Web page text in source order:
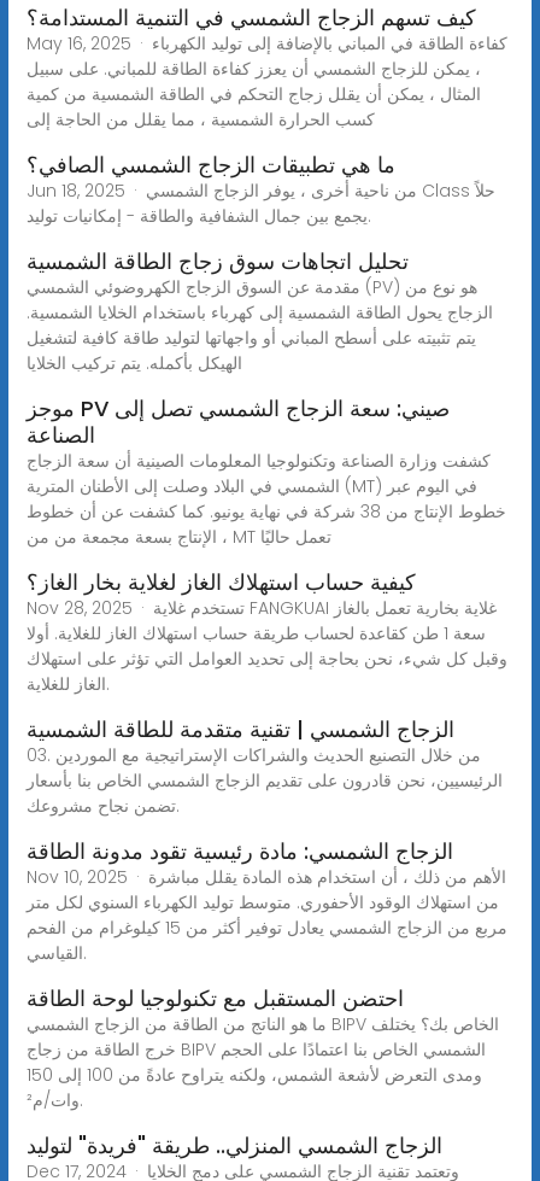
كيف تسهم الزجاج الشمسي في التنمية المستدامة؟
May 16, 2025 · كفاءة الطاقة في المباني بالإضافة إلى توليد الكهرباء
، يمكن للزجاج الشمسي أن يعزز كفاءة الطاقة للمباني. على سبيل
المثال ، يمكن أن يقلل زجاج التحكم في الطاقة الشمسية من كمية
كسب الحرارة الشمسية ، مما يقلل من الحاجة إلى
ما هي تطبيقات الزجاج الشمسي الصافي؟
Jun 18, 2025 · من ناحية أخرى ، يوفر الزجاج الشمسي Class حلاً
يجمع بين جمال الشفافية والطاقة - إمكانيات توليد.
تحليل اتجاهات سوق زجاج الطاقة الشمسية
مقدمة عن السوق الزجاج الكهروضوئي الشمسي (PV) هو نوع من
الزجاج يحول الطاقة الشمسية إلى كهرباء باستخدام الخلايا الشمسية.
يتم تثبيته على أسطح المباني أو واجهاتها لتوليد طاقة كافية لتشغيل
الهيكل بأكمله. يتم تركيب الخلايا
موجز PV صيني: سعة الزجاج الشمسي تصل إلى
الصناعة
كشفت وزارة الصناعة وتكنولوجيا المعلومات الصينية أن سعة الزجاج
الشمسي في البلاد وصلت إلى الأطنان المترية (MT) في اليوم عبر
خطوط الإنتاج من 38 شركة في نهاية يونيو. كما كشفت عن أن خطوط
الإنتاج بسعة مجمعة من من ، MT تعمل حاليًا
كيفية حساب استهلاك الغاز لغلاية بخار الغاز؟
Nov 28, 2025 · تستخدم غلاية FANGKUAI غلاية بخارية تعمل بالغاز
سعة 1 طن كقاعدة لحساب طريقة حساب استهلاك الغاز للغلاية. أولا
وقبل كل شيء، نحن بحاجة إلى تحديد العوامل التي تؤثر على استهلاك
الغاز للغلاية.
الزجاج الشمسي | تقنية متقدمة للطاقة الشمسية
03. من خلال التصنيع الحديث والشراكات الإستراتيجية مع الموردين
الرئيسيين، نحن قادرون على تقديم الزجاج الشمسي الخاص بنا بأسعار
تضمن نجاح مشروعك.
الزجاج الشمسي: مادة رئيسية تقود مدونة الطاقة
Nov 10, 2025 · الأهم من ذلك ، أن استخدام هذه المادة يقلل مباشرة
من استهلاك الوقود الأحفوري. متوسط توليد الكهرباء السنوي لكل متر
مربع من الزجاج الشمسي يعادل توفير أكثر من 15 كيلوغرام من الفحم
القياسي.
احتضن المستقبل مع تكنولوجيا لوحة الطاقة
ما هو الناتج من الطاقة من الزجاج الشمسي BIPV الخاص بك؟ يختلف
خرج الطاقة من زجاج BIPV الشمسي الخاص بنا اعتمادًا على الحجم
ومدى التعرض لأشعة الشمس، ولكنه يتراوح عادةً من 100 إلى 150
وات/م².
الزجاج الشمسي المنزلي.. طريقة "فريدة" لتوليد
Dec 17, 2024 · وتعتمد تقنية الزجاج الشمسي على دمج الخلايا